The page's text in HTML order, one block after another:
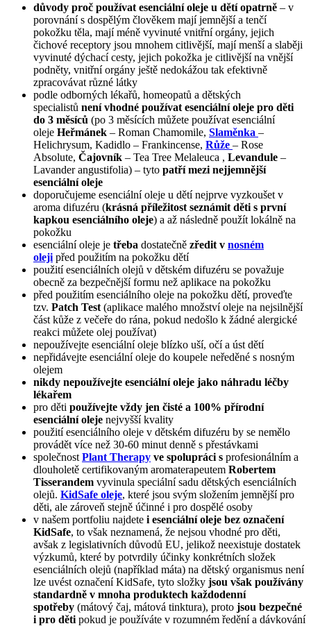
důvody proč používat esenciální oleje u dětí opatrně – v
porovnání s dospělým člověkem mají jemnější a tenčí
pokožku těla, mají méně vyvinuté vnitřní orgány, jejich
čichové receptory jsou mnohem citlivější, mají menší a slaběji
vyvinuté dýchací cesty, jejich pokožka je citlivější na vnější
podněty, vnitřní orgány ještě nedokážou tak efektivně
zpracovávat různé látky
podle odborných lékařů, homeopatů a dětských
specialistů není vhodné používat esenciální oleje pro děti
do 3 měsíců (po 3 měsících můžete používat esenciální
oleje Heřmánek – Roman Chamomile, Slaměnka –
Helichrysum, Kadidlo – Frankincense, Růže – Rose
Absolute, Čajovník – Tea Tree Melaleuca , Levandule –
Lavander angustifolia) – tyto patří mezi nejjemnější
esenciální oleje
doporučujeme esenciální oleje u dětí nejprve vyzkoušet v
aroma difuzéru (krásná příležitost seznámit děti s první
kapkou esenciálního oleje) a až následně použít lokálně na
pokožku
esenciální oleje je třeba dostatečně zředit v nosném
oleji před použitím na pokožku dětí
použití esenciálních olejů v dětském difuzéru se považuje
obecně za bezpečnější formu než aplikace na pokožku
před použitím esenciálního oleje na pokožku dětí, proveďte
tzv. Patch Test (aplikace malého množství oleje na nejsilnější
část kůže z večeře do rána, pokud nedošlo k žádné alergické
reakci můžete olej používat)
nepoužívejte esenciální oleje blízko uší, očí a úst dětí
nepřidávejte esenciální oleje do koupele neředěné s nosným
olejem
nikdy nepoužívejte esenciální oleje jako náhradu léčby
lékařem
pro děti používejte vždy jen čisté a 100% přírodní
esenciální oleje nejvyšší kvality
použití esenciálního oleje v dětském difuzéru by se nemělo
provádět více než 30-60 minut denně s přestávkami
společnost Plant Therapy ve spolupráci s profesionálním a
dlouholetě certifikovaným aromaterapeutem Robertem
Tisserandem vyvinula speciální sadu dětských esenciálních
olejů. KidSafe oleje, které jsou svým složením jemnější pro
děti, ale zároveň stejně účinné i pro dospělé osoby
v našem portfoliu najdete i esenciální oleje bez označení
KidSafe, to však neznamená, že nejsou vhodné pro děti,
avšak z legislativních důvodů EU, jelikož neexistuje dostatek
výzkumů, které by potvrdily účinky konkrétních složek
esenciálních olejů (například máta) na dětský organismus není
lze uvést označení KidSafe, tyto složky jsou však používány
standardně v mnoha produktech každodenní
spotřeby (mátový čaj, mátová tinktura), proto jsou bezpečné
i pro děti pokud je používáte v rozumném ředění a dávkování